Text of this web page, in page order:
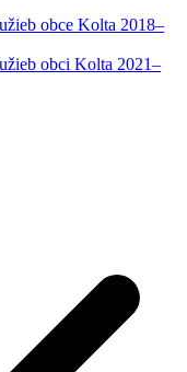
obce Kolta 2018–
obci Kolta 2021–